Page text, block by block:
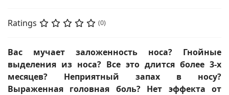
Ratings (0)
Вас мучает заложенность носа? Гнойные
выделения из носа? Все это длится более 3-х
месяцев? Неприятный запах в носу?
Выраженная головная боль? Нет эффекта от